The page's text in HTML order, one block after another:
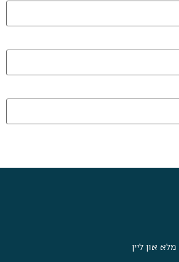
און ליין